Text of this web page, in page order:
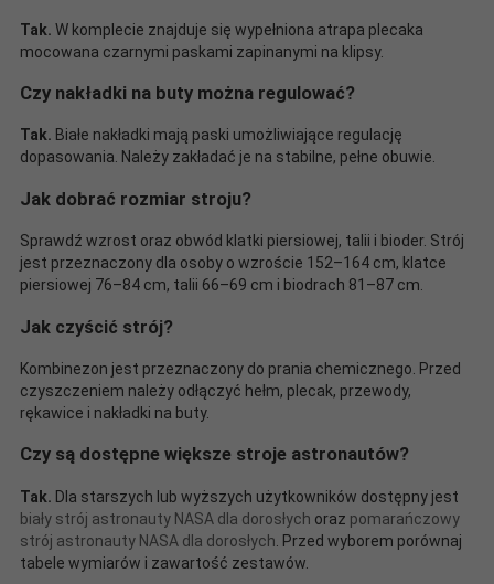
Tak. W komplecie znajduje się wypełniona atrapa plecaka
mocowana czarnymi paskami zapinanymi na klipsy.
Czy nakładki na buty można regulować?
Tak. Białe nakładki mają paski umożliwiające regulację
dopasowania. Należy zakładać je na stabilne, pełne obuwie.
Jak dobrać rozmiar stroju?
Sprawdź wzrost oraz obwód klatki piersiowej, talii i bioder. Strój
jest przeznaczony dla osoby o wzroście 152–164 cm, klatce
piersiowej 76–84 cm, talii 66–69 cm i biodrach 81–87 cm.
Jak czyścić strój?
Kombinezon jest przeznaczony do prania chemicznego. Przed
czyszczeniem należy odłączyć hełm, plecak, przewody,
rękawice i nakładki na buty.
Czy są dostępne większe stroje astronautów?
Tak. Dla starszych lub wyższych użytkowników dostępny jest
biały strój astronauty NASA dla dorosłych oraz pomarańczowy
strój astronauty NASA dla dorosłych . Przed wyborem porównaj
tabele wymiarów i zawartość zestawów.